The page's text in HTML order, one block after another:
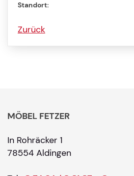
Standort:
Zurück
MÖBEL FETZER
In Rohräcker 1
78554 Aldingen